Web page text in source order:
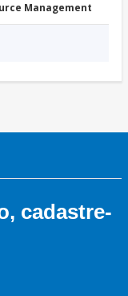
Management
cadastre-